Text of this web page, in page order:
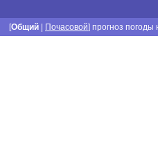
[Общий Почасовой] прогноз погоды